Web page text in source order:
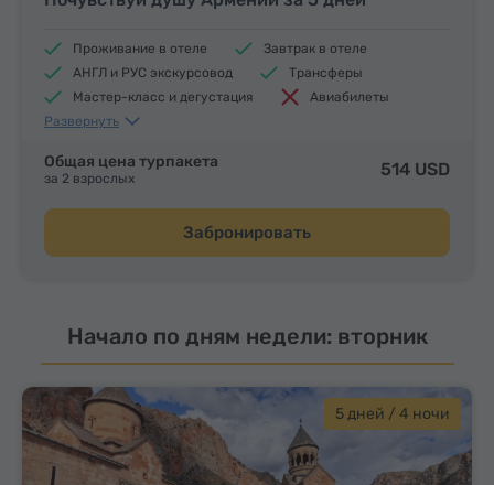
Проживание в отеле
Завтрак в отеле
АНГЛ и РУС экскурсовод
Трансферы
Мастер-класс и дегустация
Авиабилеты
Обеды и ужины
Развернуть
Общая цена турпакета
за 2 взрослых 514 USD
Забронировать
Начало по дням недели: вторник
5 дней / 4 ночи